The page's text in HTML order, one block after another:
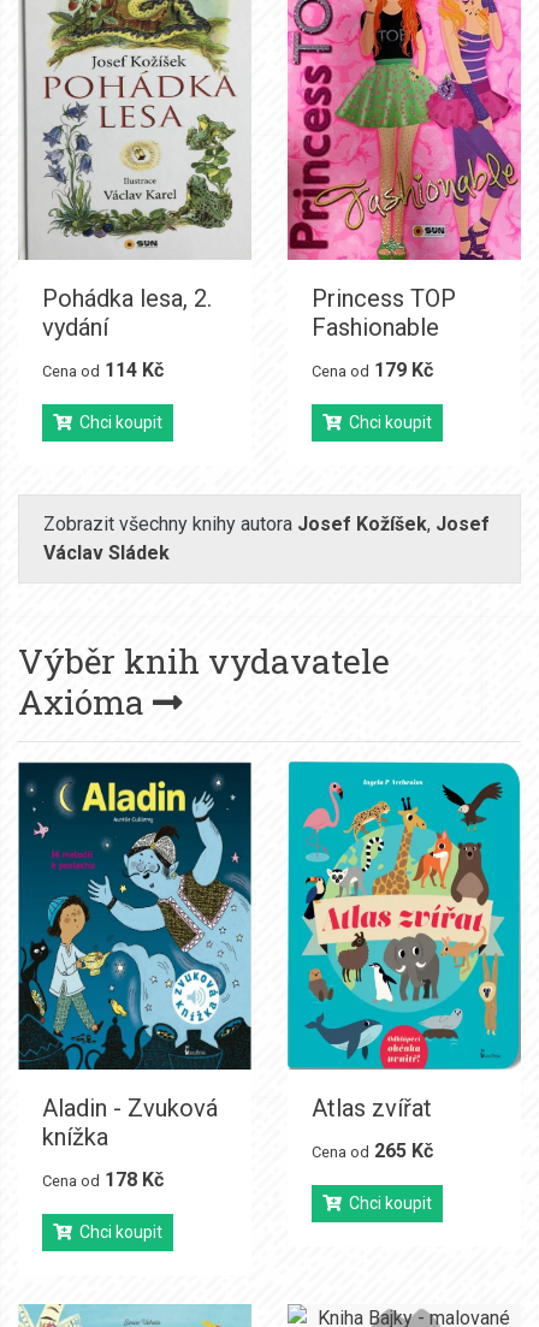
Pohádka lesa, 2.
vydání
Cena od 114 Kč
Chci koupit
Princess TOP
Fashionable
Cena od 179 Kč
Chci koupit
Zobrazit všechny knihy autora Josef Kožíšek, Josef
Václav Sládek
Výběr knih vydavatele
Axióma
Aladin - Zvuková
knížka
Cena od 178 Kč
Chci koupit
Atlas zvířat
Cena od 265 Kč
Chci koupit